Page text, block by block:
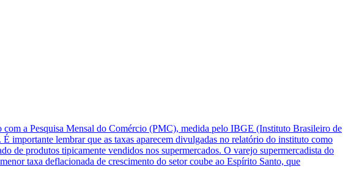
com a Pesquisa Mensal do Comércio (PMC), medida pelo IBGE (Instituto Brasileiro de
importante lembrar que as taxas aparecem divulgadas no relatório do instituto como
de produtos tipicamente vendidos nos supermercados. O varejo supermercadista do
taxa deflacionada de crescimento do setor coube ao Espírito Santo, que